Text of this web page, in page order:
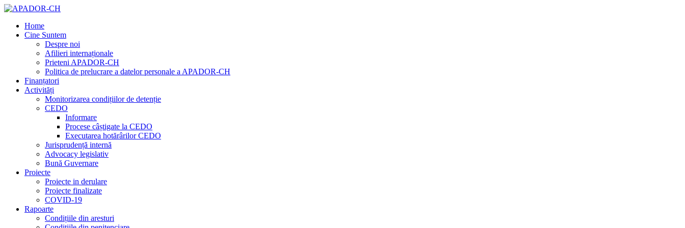
Home
Cine Suntem
Despre noi
Afilieri internaționale
Prieteni APADOR-CH
Politica de prelucrare a datelor personale a APADOR-CH
Finanțatori
Activități
Monitorizarea condițiilor de detenție
CEDO
Informare
Procese câștigate la CEDO
Executarea hotărârilor CEDO
Jurisprudență internă
Advocacy legislativ
Bună Guvernare
Proiecte
Proiecte in derulare
Proiecte finalizate
COVID-19
Rapoarte
Condițiile din aresturi